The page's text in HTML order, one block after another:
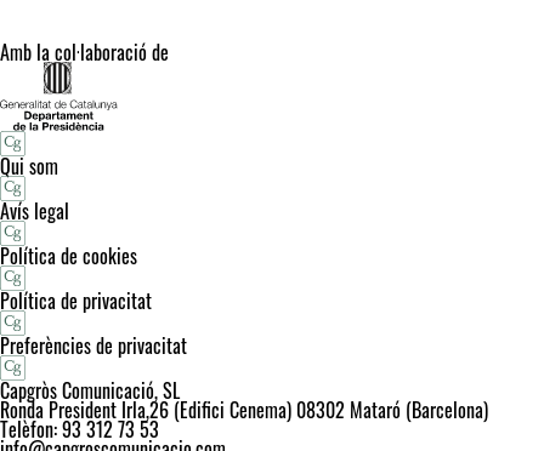
Amb la col·laboració de
Qui som
Avís legal
Política de cookies
Política de privacitat
Preferències de privacitat
Capgròs Comunicació, SL
Ronda President Irla,26 (Edifici Cenema) 08302 Mataró (Barcelona)
Telèfon: 93 312 73 53